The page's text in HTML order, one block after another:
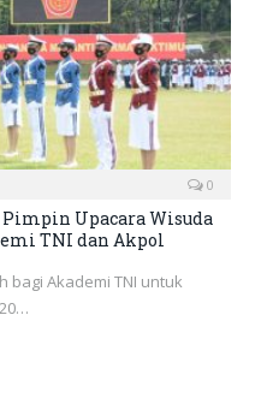
0
Upacara Wisuda
TNI dan Akpol
bagi Akademi TNI untuk